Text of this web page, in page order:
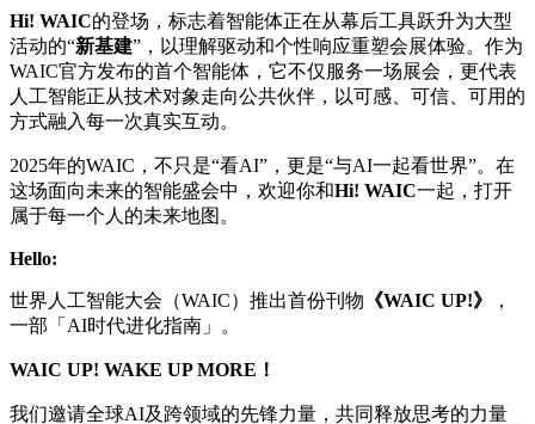
Hi! WAIC的登场，标志着智能体正在从幕后工具跃升为大型
活动的“新基建”，以理解驱动和个性响应重塑会展体验。作为
WAIC官方发布的首个智能体，它不仅服务一场展会，更代表
人工智能正从技术对象走向公共伙伴，以可感、可信、可用的
方式融入每一次真实互动。
2025年的WAIC，不只是“看AI”，更是“与AI一起看世界”。在
这场面向未来的智能盛会中，欢迎你和Hi! WAIC一起，打开
属于每一个人的未来地图。
Hello:
世界人工智能大会（WAIC）推出首份刊物 《WAIC UP!》
，
一部「AI时代进化指南」。
WAIC UP! WAKE UP MORE！
我们邀请全球AI及跨领域的先锋力量，共同释放思考的力量